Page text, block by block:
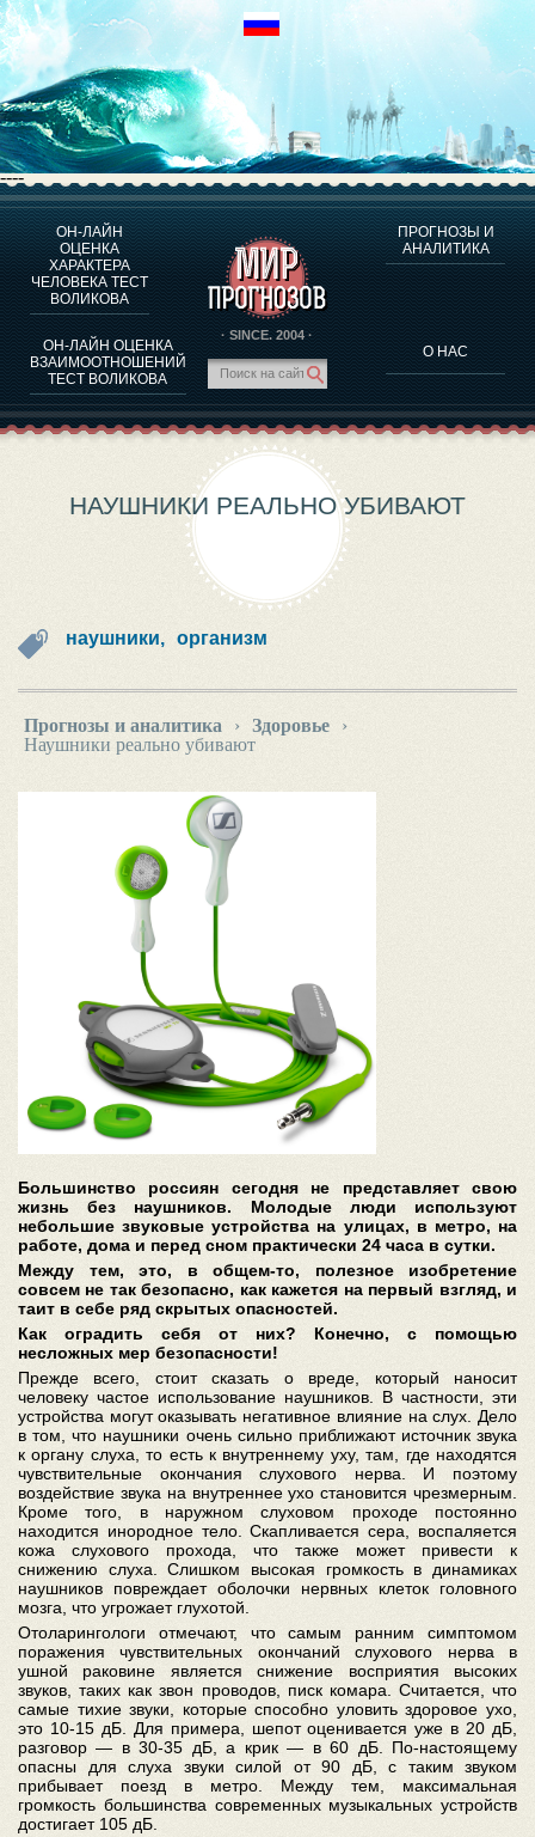
----
ОН-ЛАЙН
ОЦЕНКА
ХАРАКТЕРА
ЧЕЛОВЕКА ТЕСТ
ВОЛИКОВА
ОН-ЛАЙН ОЦЕНКА
ВЗАИМООТНОШЕНИЙ
ТЕСТ ВОЛИКОВА
· SINCE. 2004 ·
ПРОГНОЗЫ И
АНАЛИТИКА
О НАС
О ПРОГРАММЕ
ОЦЕНКА ХАРАКТЕРA ЧЕЛОВЕКА
ОЦЕНКА ХАРАКТЕРА ВЫДАЮЩИХСЯ ЛИЧНОСТЕЙ
О ПРОГРАММЕ
ТЕСТ НА СОВМЕСТИМОСТЬ ВОЛИКОВА
ПРОГНОЗЫ И АНАЛИТИКА
НАУШНИКИ РЕАЛЬНО УБИВАЮТ
наушники, организм
Прогнозы и аналитика › Здоровье
›
Наушники реально убивают
Большинство россиян сегодня не представляет свою
жизнь без наушников. Молодые люди используют
небольшие звуковые устройства на улицах, в метро, на
работе, дома и перед сном практически 24 часа в сутки.
Между тем, это, в общем-то, полезное изобретение
совсем не так безопасно, как кажется на первый взгляд, и
таит в себе ряд скрытых опасностей.
Как оградить себя от них? Конечно, с помощью
несложных мер безопасности!
Прежде всего, стоит сказать о вреде, который наносит
человеку частое использование наушников. В частности, эти
устройства могут оказывать негативное влияние на слух. Дело
в том, что наушники очень сильно приближают источник звука
к органу слуха, то есть к внутреннему уху, там, где находятся
чувствительные окончания слухового нерва. И поэтому
воздействие звука на внутреннее ухо становится чрезмерным.
Кроме того, в наружном слуховом проходе постоянно
находится инородное тело. Скапливается сера, воспаляется
кожа слухового прохода, что также может привести к
снижению слуха. Слишком высокая громкость в динамиках
наушников повреждает оболочки нервных клеток головного
мозга, что угрожает глухотой.
Отоларингологи отмечают, что самым ранним симптомом
поражения чувствительных окончаний слухового нерва в
ушной раковине является снижение восприятия высоких
звуков, таких как звон проводов, писк комара. Считается, что
самые тихие звуки, которые способно уловить здоровое ухо,
это 10-15 дБ. Для примера, шепот оценивается уже в 20 дБ,
разговор — в 30-35 дБ, а крик — в 60 дБ. По-настоящему
опасны для слуха звуки силой от 90 дБ, с таким звуком
прибывает поезд в метро. Между тем, максимальная
громкость большинства современных музыкальных устройств
достигает 105 дБ.